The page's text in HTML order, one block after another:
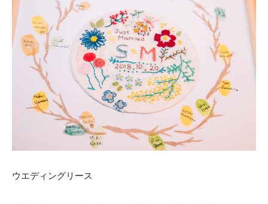
WAKON 和婚
REPORT
ウェディング・レポート
DRESS
ドレス
BLOG PLAN
プラン
ACCESS CONTACT
お問い合わせ
093-671-1131
ウエディングリース